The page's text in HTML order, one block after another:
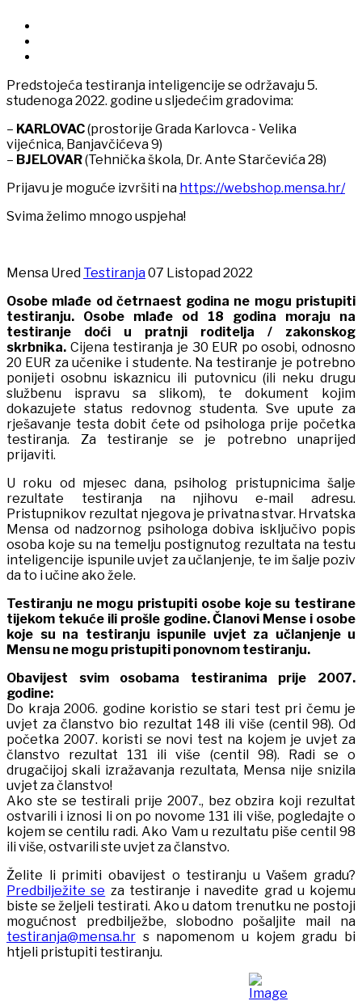
Predstojeća testiranja inteligencije se održavaju 5.
studenoga 2022. godine u sljedećim gradovima:
– KARLOVAC(prostorije Grada Karlovca - Velika
vijećnica, Banjavčićeva 9)
– BJELOVAR(Tehnička škola, Dr. Ante Starčevića 28)
Prijavu je moguće izvršiti na https://webshop.mensa.hr/
Svima želimo mnogo uspjeha!
Mensa Ured Testiranja07 Listopad 2022
Osobe mlađe od četrnaest godina ne mogu pristupiti
testiranju.
Osobe mlađe od 18 godina moraju na
testiranje doći u pratnji roditelja
/
zakonskog
skrbnika. Cijena testiranja je 30 EUR po osobi, odnosno
20 EUR za učenike i studente. Na testiranje je potrebno
ponijeti osobnu iskaznicu ili putovnicu (ili neku drugu
službenu ispravu sa slikom), te dokument kojim
dokazujete status redovnog studenta. Sve upute za
rješavanje testa dobit ćete od psihologa prije početka
testiranja. Za testiranje se je potrebno unaprijed
prijaviti.
U roku od mjesec dana, psiholog pristupnicima šalje
rezultate testiranja na njihovu e-mail adresu.
Pristupnikov rezultat njegova je privatna stvar. Hrvatska
Mensa od nadzornog psihologa dobiva isključivo popis
osoba koje su na temelju postignutog rezultata na testu
inteligencije ispunile uvjet za učlanjenje, te im šalje poziv
da to i učine ako žele.
Testiranju ne mogu pristupiti osobe koje su testirane
tijekom tekuće ili prošle godine. Članovi Mense i osobe
koje su na testiranju ispunile uvjet za učlanjenje u
Mensu ne mogu pristupiti ponovnom testiranju.
Obavijest svim osobama testiranima prije 2007.
godine:
Do kraja 2006. godine koristio se stari test pri čemu je
uvjet za članstvo bio rezultat 148 ili više (centil 98). Od
početka 2007. koristi se novi test na kojem je uvjet za
članstvo rezultat 131 ili više (centil 98). Radi se o
drugačijoj skali izražavanja rezultata, Mensa nije snizila
uvjet za članstvo!
Ako ste se testirali prije 2007., bez obzira koji rezultat
ostvarili i iznosi li on po novome 131 ili više, pogledajte o
kojem se centilu radi. Ako Vam u rezultatu piše centil 98
ili više, ostvarili ste uvjet za članstvo.
Želite li primiti obavijest o testiranju u Vašem gradu?
Predbilježite se za testiranje i navedite grad u kojemu
biste se željeli testirati. Ako u datom trenutku ne postoji
mogućnost predbilježbe, slobodno pošaljite mail na
testiranja@mensa.hr s napomenom u kojem gradu bi
htjeli pristupiti testiranju.